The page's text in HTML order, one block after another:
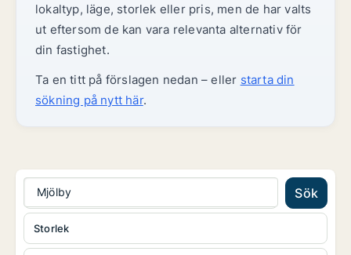
lokaltyp, läge, storlek eller pris, men de har valts
ut eftersom de kan vara relevanta alternativ för
din fastighet.
Ta en titt på förslagen nedan – eller starta din
sökning på nytt här.
Mjölby Sök
Storlek